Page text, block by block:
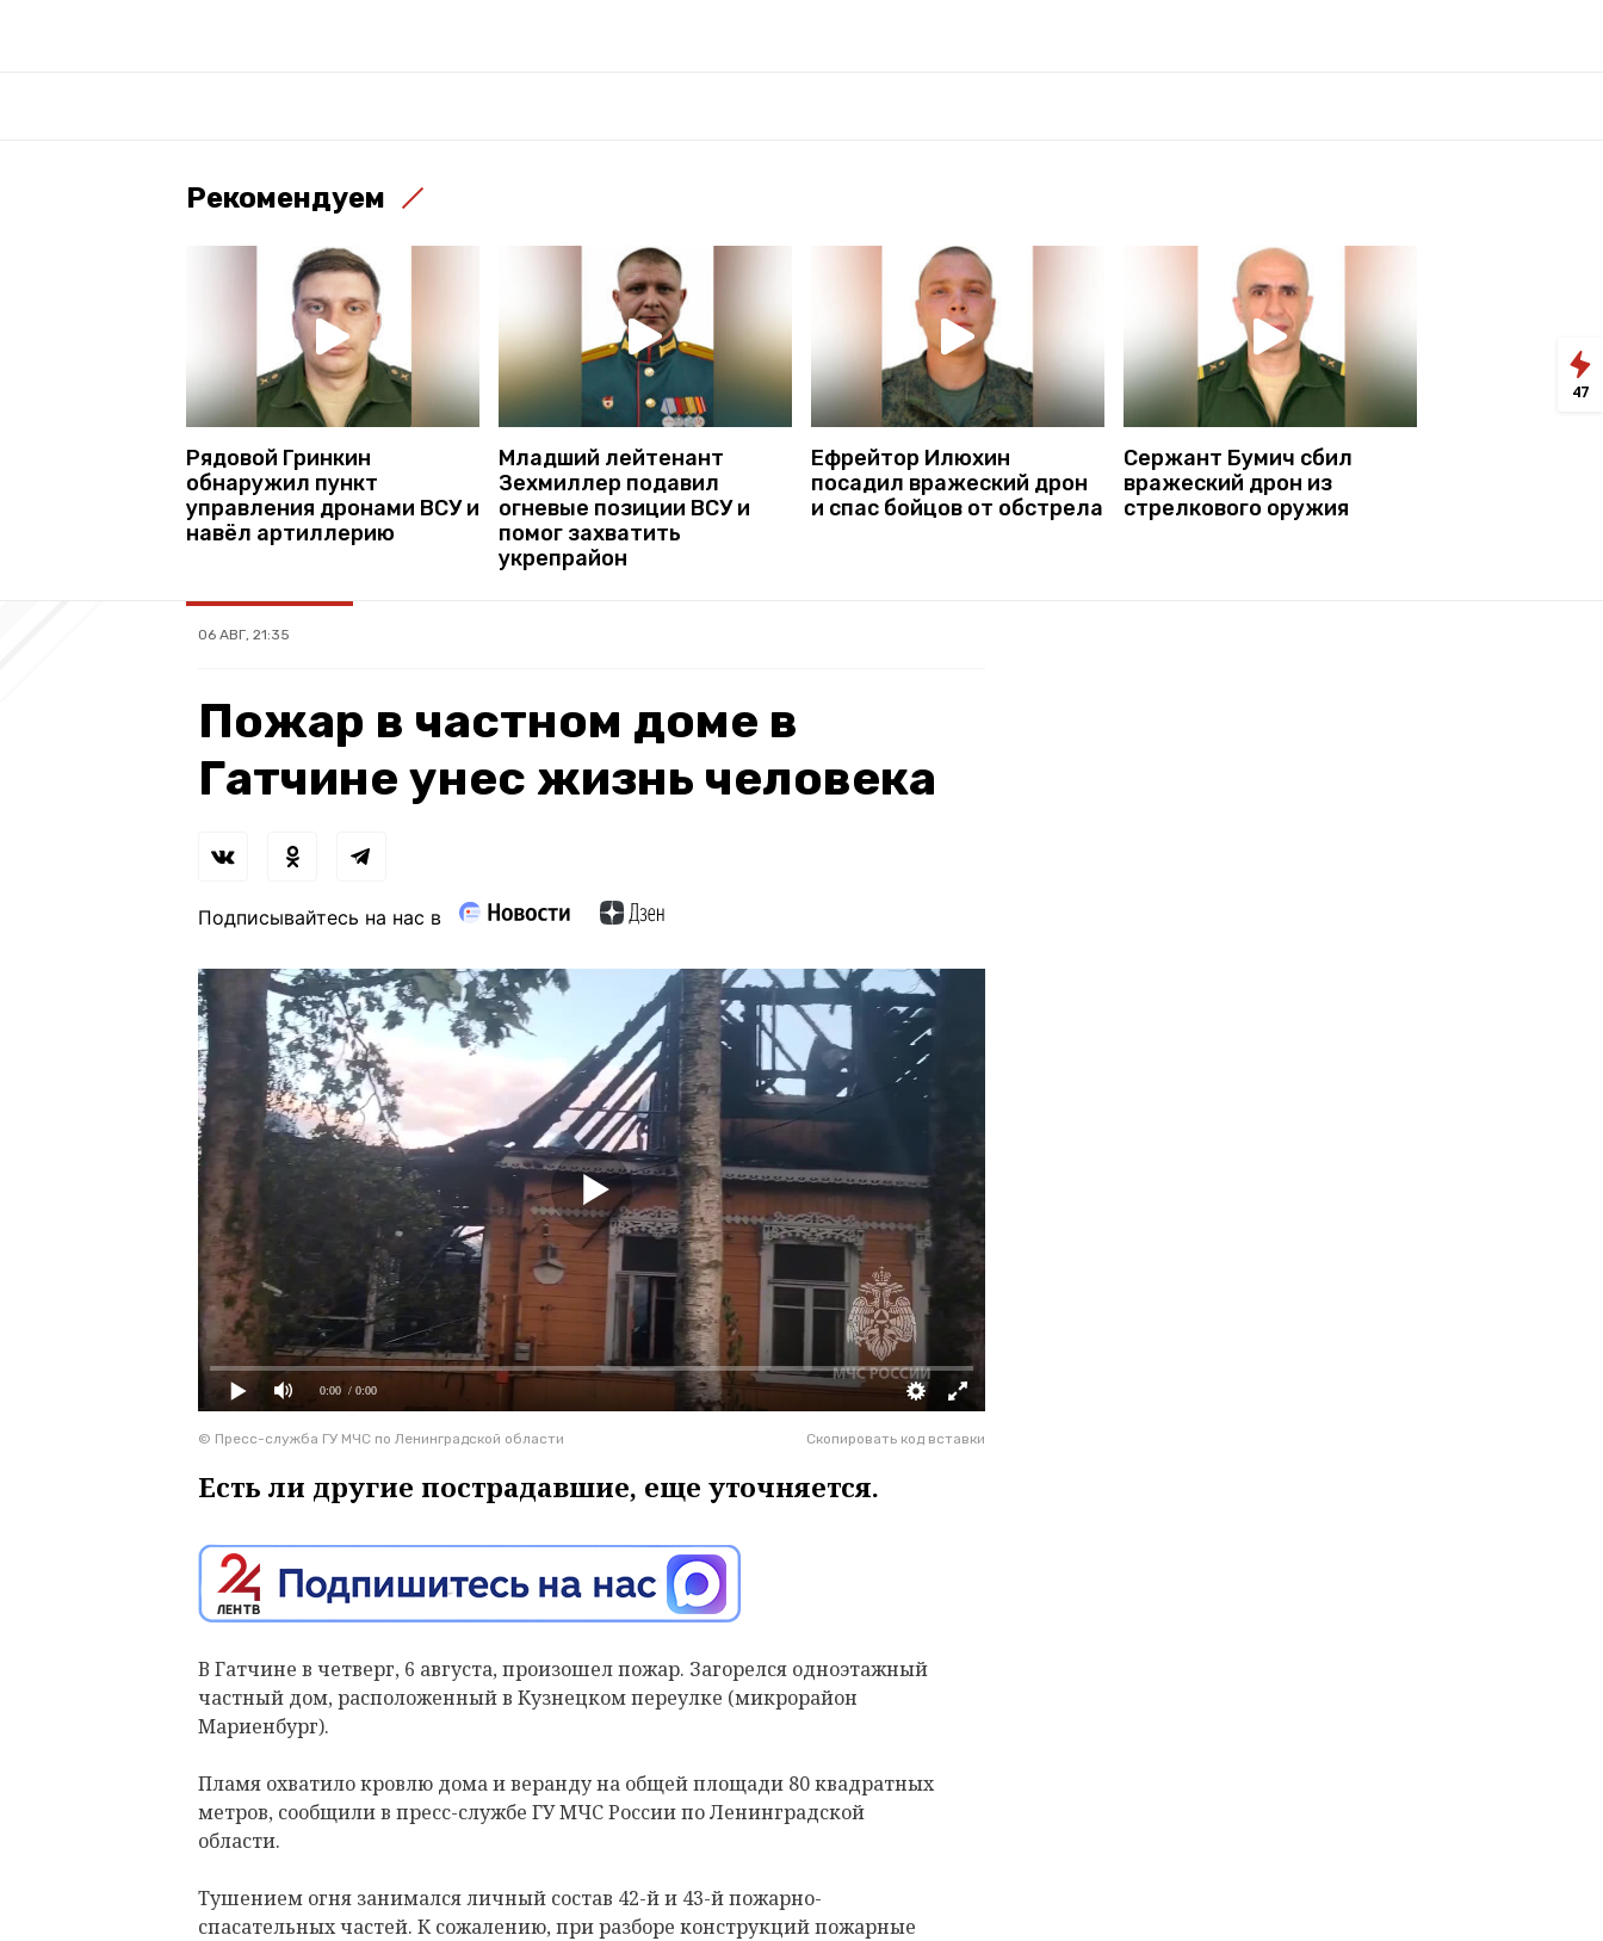
Рекомендуем
Рядовой Гринкин
обнаружил пункт
управления дронами ВСУ и
навёл артиллерию
Младший лейтенант
Зехмиллер подавил
огневые позиции ВСУ и
помог захватить
укрепрайон
Ефрейтор Илюхин
посадил вражеский дрон
и спас бойцов от обстрела
Сержант Бумич сбил
вражеский дрон из
стрелкового оружия
06 АВГ, 21:35
Пожар в частном доме в
Гатчине унес жизнь человека
Подписывайтесь на нас в
0:00 / 0:00
Скопировать код вставки
© Пресс-служба ГУ МЧС по Ленинградской области
Есть ли другие пострадавшие, еще уточняется.
В Гатчине в четверг, 6 августа, произошел пожар. Загорелся одноэтажный
частный дом, расположенный в Кузнецком переулке (микрорайон
Мариенбург).
Пламя охватило кровлю дома и веранду на общей площади 80 квадратных
метров, сообщили в пресс-службе ГУ МЧС России по Ленинградской
области.
Тушением огня занимался личный состав 42-й и 43-й пожарно-
спасательных частей. К сожалению, при разборе конструкций пожарные
47